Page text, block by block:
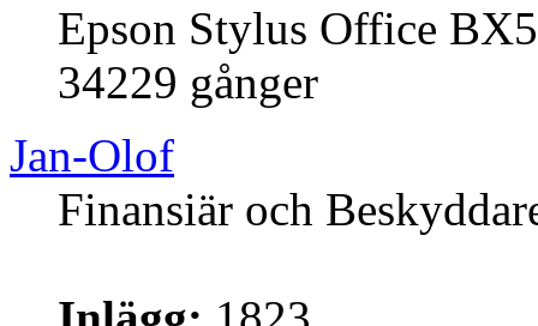
Epson Stylus Office
34229 gånger
Jan-Olof
Finansiär och